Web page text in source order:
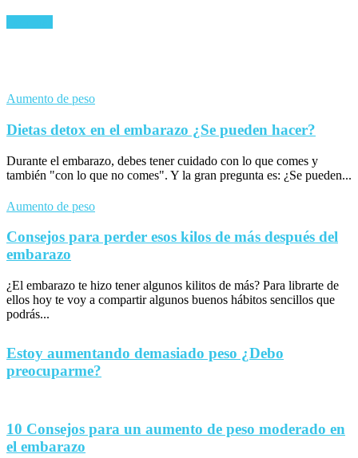
Aumento de peso
Dietas detox en el embarazo ¿Se pueden hacer?
Durante el embarazo, debes tener cuidado con lo que comes y
también "con lo que no comes". Y la gran pregunta es: ¿Se pueden...
Aumento de peso
Consejos para perder esos kilos de más después del
embarazo
¿El embarazo te hizo tener algunos kilitos de más? Para librarte de
ellos hoy te voy a compartir algunos buenos hábitos sencillos que
podrás...
Estoy aumentando demasiado peso ¿Debo
preocuparme?
10 Consejos para un aumento de peso moderado en
el embarazo